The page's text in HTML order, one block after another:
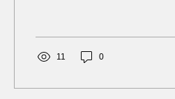
11 0